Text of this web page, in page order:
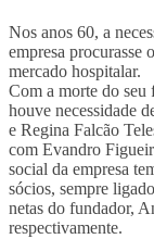
Nos anos 60, a
empresa procurasse
mercado hospitalar.
Com a morte do seu
houve necessidade
e Regina Falcão
com Evandro
social da empresa
sócios, sempre
netas do fundador,
respectivamente.